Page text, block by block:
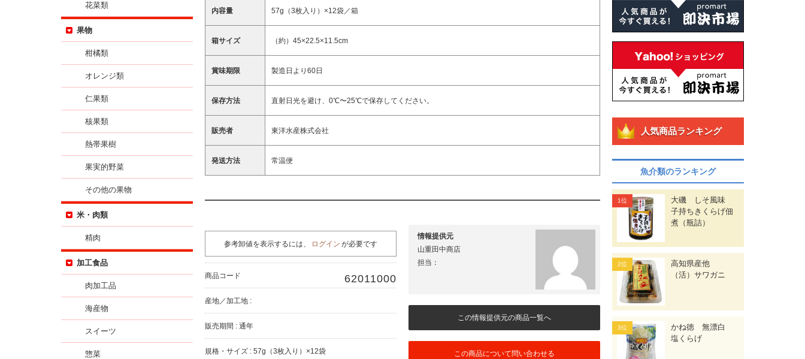
内容量 57g（3枚入り）×12袋／箱
箱サイズ （約）45×22.5×11.5cm
賞味期限 製造日より60日
保存方法 直射日光を避け、0℃〜25℃で保存してください。
販売者 東洋水産株式会社
発送方法 常温便
参考卸値を表示するには、 ログイン が必要です
商品コード 62011000
産地／加工地 :
販売期間 : 通年
規格・サイズ : 57g（3枚入り）×12袋
情報提供元
山重田中商店
担当：
この情報提供元の商品一覧へ
この商品について問い合わせる
花菜類
果物
柑橘類
オレンジ類
仁果類
核果類
熱帯果樹
果実的野菜
その他の果物
米・肉類
精肉
加工食品
肉加工品
海産物
スイーツ
惣菜
人気商品ランキング
魚介類のランキング
大磯 しそ風味
子持ちきくらげ佃
煮（瓶詰）
高知県産他
（活）サワガニ
かね徳 無漂白
塩くらげ